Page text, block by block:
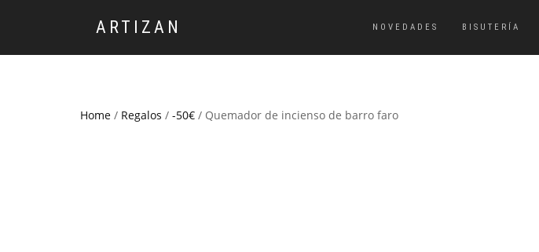
ARTIZAN NOVEDADES BISUTERÍA
Home / Regalos / -50€ / Quemador de incienso de barro faro